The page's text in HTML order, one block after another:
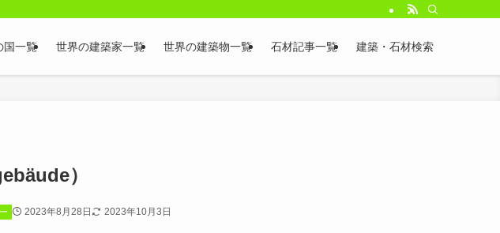
国一覧 世界の建築家一覧 世界の建築物一覧 石材記事一覧 建築・石材検索
）
2023年8月28日 2023年10月3日